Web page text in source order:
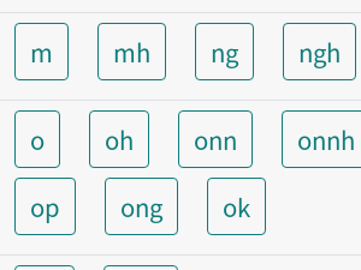
m mh ng ngh
o oh onn onnh
op
ong ok